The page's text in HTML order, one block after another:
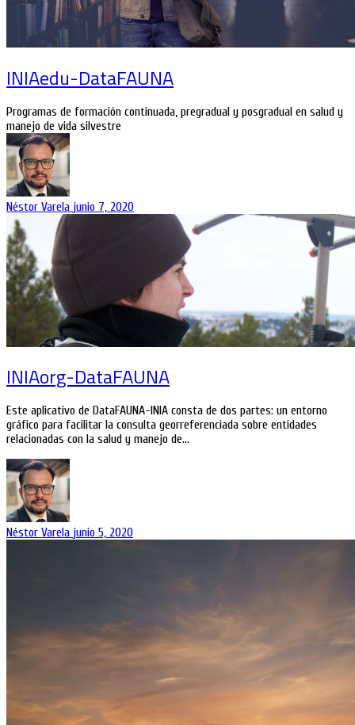
INIAedu-DataFAUNA
Programas de formación continuada, pregradual y posgradual en salud y
manejo de vida silvestre
Néstor Varela junio 7, 2020
INIAorg-DataFAUNA
Este aplicativo de DataFAUNA-INIA consta de dos partes: un entorno
gráfico para facilitar la consulta georreferenciada sobre entidades
relacionadas con la salud y manejo de…
Néstor Varela junio 5, 2020